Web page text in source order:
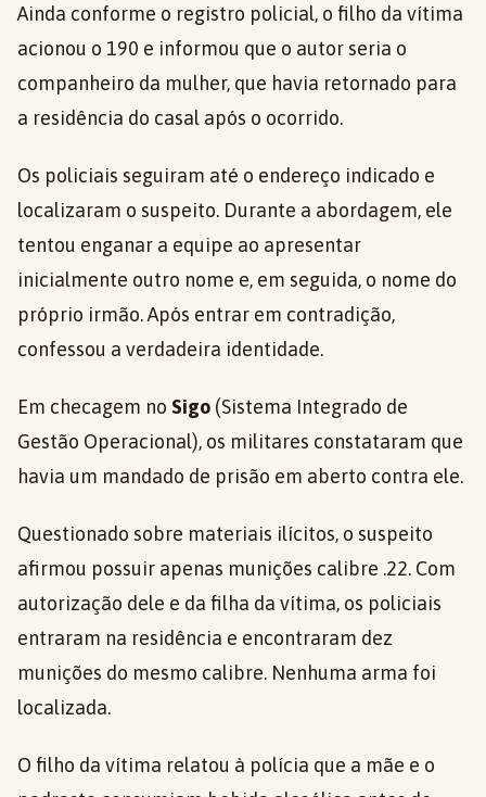
Ainda conforme o registro policial, o filho da vítima
acionou o 190 e informou que o autor seria o
companheiro da mulher, que havia retornado para
a residência do casal após o ocorrido.
Os policiais seguiram até o endereço indicado e
localizaram o suspeito. Durante a abordagem, ele
tentou enganar a equipe ao apresentar
inicialmente outro nome e, em seguida, o nome do
próprio irmão. Após entrar em contradição,
confessou a verdadeira identidade.
Em checagem no Sigo (Sistema Integrado de
Gestão Operacional), os militares constataram que
havia um mandado de prisão em aberto contra ele.
Questionado sobre materiais ilícitos, o suspeito
afirmou possuir apenas munições calibre .22. Com
autorização dele e da filha da vítima, os policiais
entraram na residência e encontraram dez
munições do mesmo calibre. Nenhuma arma foi
localizada.
O filho da vítima relatou à polícia que a mãe e o